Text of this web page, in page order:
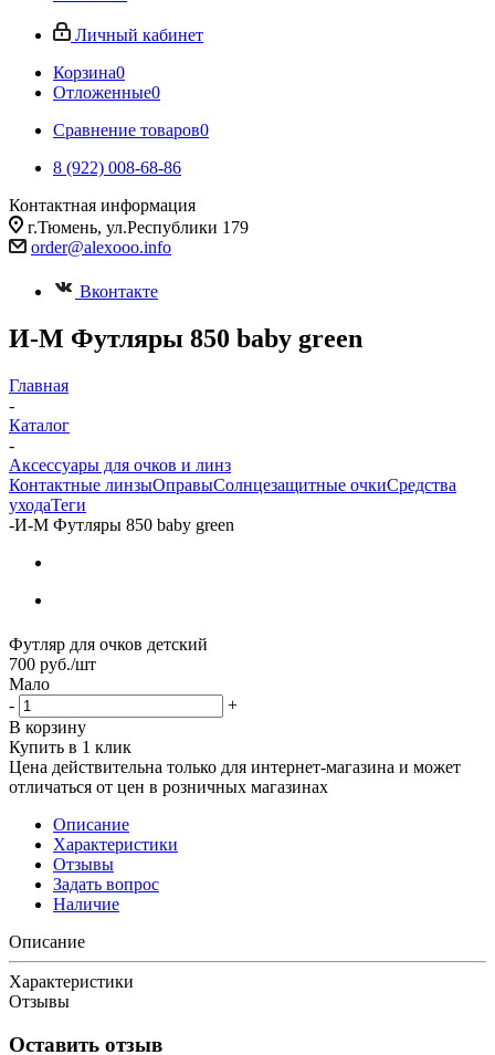
Личный кабинет
Корзина0
Отложенные0
Сравнение товаров0
8 (922) 008-68-86
Контактная информация
г.Тюмень, ул.Республики 179
order@alexooo.info
Вконтакте
И-М Футляры 850 baby green
Главная
-
Каталог
-
Аксессуары для очков и линз
Контактные линзыОправыСолнцезащитные очкиСредства
уходаТеги
-И-М Футляры 850 baby green
Футляр для очков детский
700 руб./шт
Мало
-
+
В корзину
Купить в 1 клик
Цена действительна только для интернет-магазина и может
отличаться от цен в розничных магазинах
Описание
Характеристики
Отзывы
Задать вопрос
Наличие
Описание
Характеристики
Отзывы
Оставить отзыв